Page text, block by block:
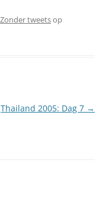
Zonder tweetsop
Thailand 2005: Dag 7 →